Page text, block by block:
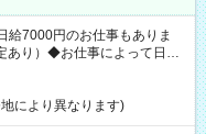
7000円のお仕事もありま
り）◆お仕事によって日給
により異なります)